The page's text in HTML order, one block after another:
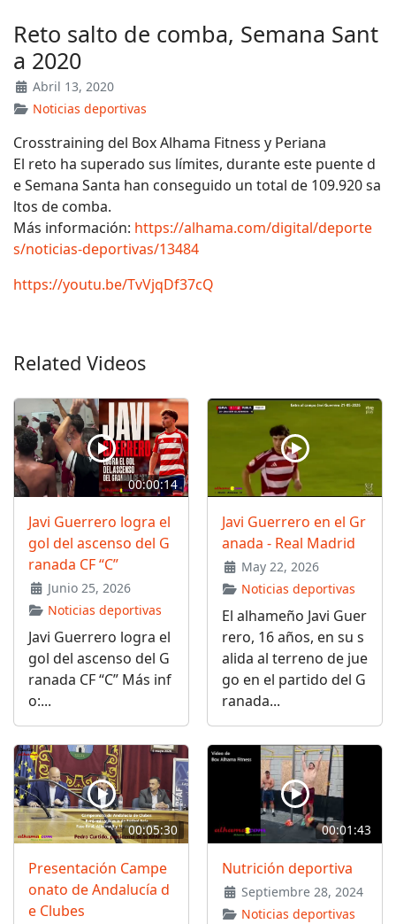
Reto salto de comba, Semana Sant
a 2020
Abril 13, 2020
Noticias deportivas
Crosstraining del Box Alhama Fitness y Periana
El reto ha superado sus límites, durante este puente d
e Semana Santa han conseguido un total de 109.920 sa
ltos de comba.
Más información: https://alhama.com/digital/deporte
s/noticias-deportivas/13484
https://youtu.be/TvVjqDf37cQ
Related Videos
00:00:14
Javi Guerrero logra el
gol del ascenso del G
ranada CF “C”
Junio 25, 2026
Noticias deportivas
Javi Guerrero logra el
gol del ascenso del G
ranada CF “C” Más inf
o:...
Javi Guerrero en el Gr
anada - Real Madrid
May 22, 2026
Noticias deportivas
El alhameño Javi Guer
rero, 16 años, en su s
alida al terreno de jue
go en el partido del G
ranada...
00:05:30
Presentación Campe
onato de Andalucía d
e Clubes
00:01:43
Nutrición deportiva
Septiembre 28, 2024
Noticias deportivas